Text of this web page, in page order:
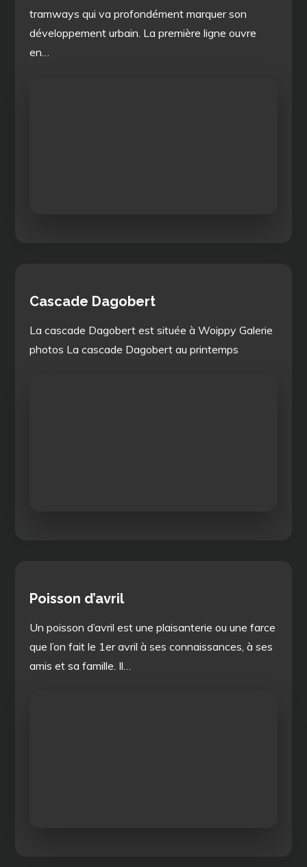
tramways qui va profondément marquer son
développement urbain. La première ligne ouvre
en…
Cascade Dagobert
La cascade Dagobert est située à Woippy Galerie
photos La cascade Dagobert au printemps
Poisson d’avril
Un poisson d’avril est une plaisanterie ou une farce
que l’on fait le 1er avril à ses connaissances, à ses
amis et sa famille. Il…